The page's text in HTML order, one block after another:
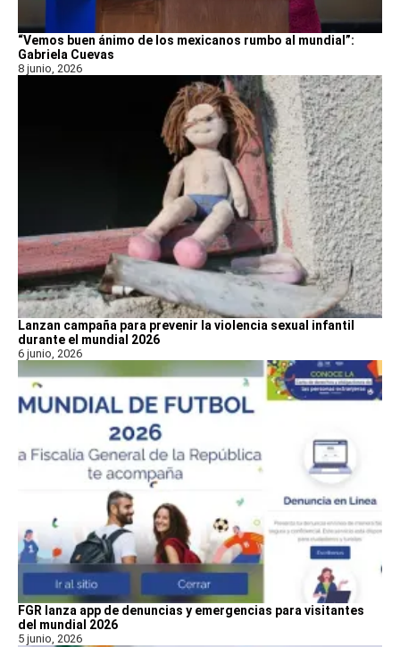
“Vemos buen ánimo de los mexicanos rumbo al mundial”:
Gabriela Cuevas
8 junio, 2026
Lanzan campaña para prevenir la violencia sexual infantil
durante el mundial 2026
6 junio, 2026
FGR lanza app de denuncias y emergencias para visitantes
del mundial 2026
5 junio, 2026